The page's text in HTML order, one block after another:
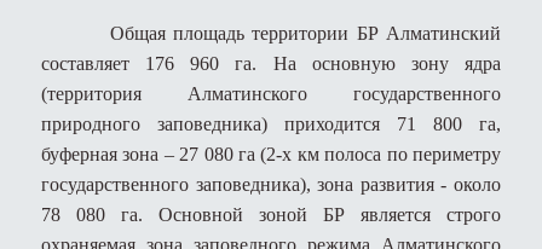
Общая площадь территории БР Алматинский
составляет 176 960 га. На основную зону ядра
(территория Алматинского государственного
природного заповедника) приходится 71 800 га,
буферная зона – 27 080 га (2-х км полоса по периметру
государственного заповедника), зона развития - около
78 080 га. Основной зоной БР является строго
охраняемая зона заповедного режима Алматинского